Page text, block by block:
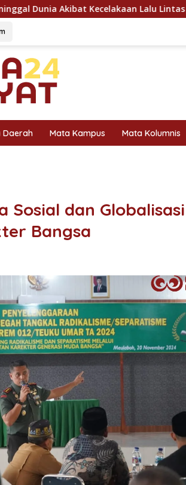
Lalu Lintas di Bone, Keluarga Mengaku
Daerah Mata Kampus Mata Kolumnis
Sosial dan
Bangsa